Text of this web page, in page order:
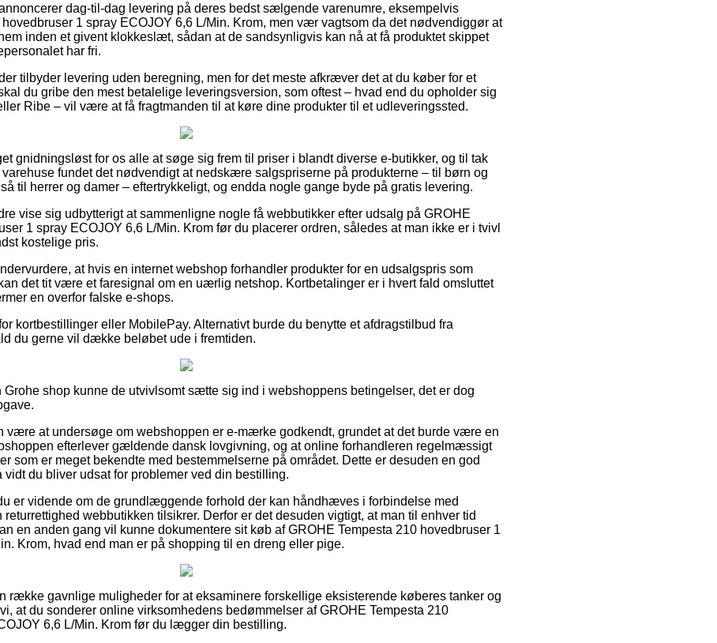
dag-til-dag levering på deres bedst sælgende varenumre, eksempelvis
1 spray ECOJOY 6,6 L/Min. Krom, men vær vagtsom da det nødvendiggør at
inden et givent klokkeslæt, sådan at de sandsynligvis kan nå at få produktet skippet
har fri.
tilbyder levering uden beregning, men for det meste afkræver det at du køber for et
du gribe den mest betalelige leveringsversion, som oftest – hvad end du opholder sig
Ribe – vil være at få fragtmanden til at køre dine produkter til et udleveringssted.
gnidningsløst for os alle at søge sig frem til priser i blandt diverse e-butikker, og til tak
varehuse fundet det nødvendigt at nedskære salgspriserne på produkterne – til børn og
til herrer og damer – eftertrykkeligt, og endda nogle gange byde på gratis levering.
vise sig udbytterigt at sammenligne nogle få webbutikker efter udsalg på GROHE
1 spray ECOJOY 6,6 L/Min. Krom før du placerer ordren, således at man ikke er i tvivl
kostelige pris.
at hvis en internet webshop forhandler produkter for en udsalgspris som
det tit være et faresignal om en uærlig netshop. Kortbetalinger er i hvert fald omsluttet
en overfor falske e-shops.
kortbestillinger eller MobilePay. Alternativt burde du benytte et afdragstilbud fra
du gerne vil dække beløbet ude i fremtiden.
Grohe shop kunne de utvivlsomt sætte sig ind i webshoppens betingelser, det er dog
være at undersøge om webshoppen er e-mærke godkendt, grundet at det burde være en
efterlever gældende dansk lovgivning, og at online forhandleren regelmæssigt
som er meget bekendte med bestemmelserne på området. Dette er desuden en god
vidt du bliver udsat for problemer ved din bestilling.
er vidende om de grundlæggende forhold der kan håndhæves i forbindelse med
returrettighed webbutikken tilsikrer. Derfor er det desuden vigtigt, at man til enhver tid
en anden gang vil kunne dokumentere sit køb af GROHE Tempesta 210 hovedbruser 1
Krom, hvad end man er på shopping til en dreng eller pige.
række gavnlige muligheder for at eksaminere forskellige eksisterende køberes tanker og
at du sonderer online virksomhedens bedømmelser af GROHE Tempesta 210
6,6 L/Min. Krom før du lægger din bestilling.